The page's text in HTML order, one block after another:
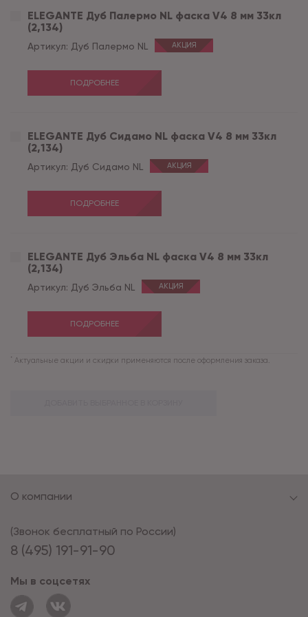
ELEGANTE Дуб Палермо NL фаска V4 8 мм 33кл
(2,134)
Артикул: Дуб Палермо NL АКЦИЯ
ПОДРОБНЕЕ
ELEGANTE Дуб Сидамо NL фаска V4 8 мм 33кл
(2,134)
Артикул: Дуб Сидамо NL АКЦИЯ
ПОДРОБНЕЕ
ELEGANTE Дуб Эльба NL фаска V4 8 мм 33кл
(2,134)
Артикул: Дуб Эльба NL АКЦИЯ
ПОДРОБНЕЕ
* Актуальные акции и скидки применяются после оформления заказа.
8 (495) 191-91-90
(Звонок бесплатный по России)
Мы в соцсетях
О компании